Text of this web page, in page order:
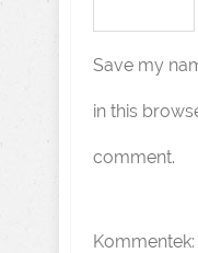
Save my
in this
comment.
Kommentek: